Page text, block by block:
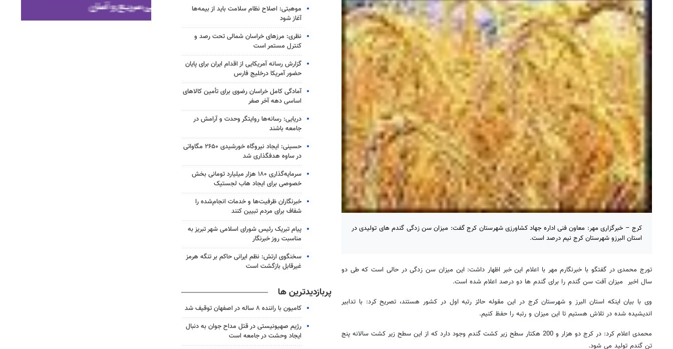
کرج – خبرگزاری مهر: معاون فنی اداره جهاد کشاورزی شهرستان کرج گفت: میزان سن زدگی گندم های تولیدی در
استان البرزو شهرستان کرج نیم درصد است.
تورج محمدی در گفتگو با خبرنگارم مهر با اعلام این خبر اظهار داشت: این میزان سن زدگی در حالی است که طی دو
سال اخیر میزان آفت سن گندم را برای گندم ها دو درصد اعلام شده است.
وی با بیان اینکه استان البرز و شهرستان کرج در این مقوله حائز رتبه اول در کشور هستند، تصریح کرد: با تدابیر
اندیشیده شده در تلاش هستیم تا این میزان و رتبه را حفظ کنیم.
محمدی اعلام کرد: در کرج دو هزار و 200 هکتار سطح زیر کشت گندم وجود دارد که از این سطح زیر کشت سالانه پنج
تن گندم تولید می شود.
موهبتی: اصلاح نظام سلامت باید از بیمه‌ها
آغاز شود
نظری: مرزهای خراسان شمالی تحت رصد و
کنترل مستمر است
گزارش رسانه آمریکایی از اقدام ایران برای پایان
حضور آمریکا درخلیج فارس
آمادگی کامل خراسان رضوی برای تأمین کالاهای
اساسی دهه آخر صفر
دریایی: رسانه‌ها روایتگر وحدت و آرامش در
جامعه باشند
حسینی: ایجاد نیروگاه خورشیدی ۲۶۵۰ مگاواتی
در ساوه هدفگذاری شد
سرمایه‌گذاری ۱۸۰ هزار میلیارد تومانی بخش
خصوصی برای ایجاد هاب لجستیک
خبرنگاران ظرفیت‌ها و خدمات انجام‌شده را
شفاف برای مردم تبیین کنند
پیام تبریک رئیس شورای اسلامی شهر تبریز به
مناسبت روز خبرنگار
سخنگوی ارتش: نظم ایرانی حاکم بر تنگه هرمز
غیرقابل بازگشت است
پربازدیدترین ها
کامیون با راننده ۸ ساله در اصفهان توقیف شد
رژیم صهیونیستی در قتل مداح جوان به دنبال
ایجاد وحشت در جامعه است